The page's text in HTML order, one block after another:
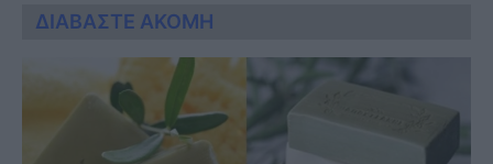
ΔΙΑΒΑΣΤΕ ΑΚΟΜΗ